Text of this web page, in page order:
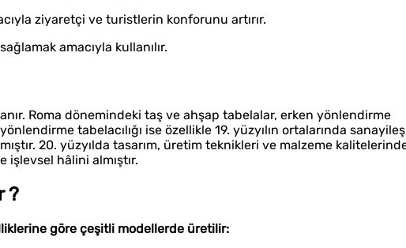
ziyaretçi ve turistlerin konforunu artırır.
amacıyla kullanılır.
Roma dönemindeki taş ve ahşap tabelalar, erken yönlendirme
tabelacılığı ise özellikle 19. yüzyılın ortalarında
20. yüzyılda tasarım, üretim teknikleri ve malzeme
hâlini almıştır.
?
göre çeşitli modellerde üretilir: